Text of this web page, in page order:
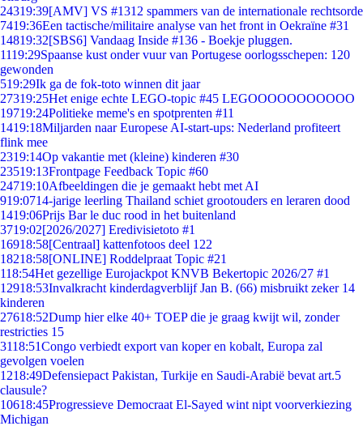
24319:39[AMV] VS #1312 spammers van de internationale rechtsorde
7419:36Een tactische/militaire analyse van het front in Oekraïne #31
14819:32[SBS6] Vandaag Inside #136 - Boekje pluggen.
1119:29Spaanse kust onder vuur van Portugese oorlogsschepen: 120
gewonden
519:29Ik ga de fok-toto winnen dit jaar
27319:25Het enige echte LEGO-topic #45 LEGOOOOOOOOOOO
19719:24Politieke meme's en spotprenten #11
1419:18Miljarden naar Europese AI-start-ups: Nederland profiteert
flink mee
2319:14Op vakantie met (kleine) kinderen #30
23519:13Frontpage Feedback Topic #60
24719:10Afbeeldingen die je gemaakt hebt met AI
919:0714-jarige leerling Thailand schiet grootouders en leraren dood
1419:06Prijs Bar le duc rood in het buitenland
3719:02[2026/2027] Eredivisietoto #1
16918:58[Centraal] kattenfotoos deel 122
18218:58[ONLINE] Roddelpraat Topic #21
118:54Het gezellige Eurojackpot KNVB Bekertopic 2026/27 #1
12918:53Invalkracht kinderdagverblijf Jan B. (66) misbruikt zeker 14
kinderen
27618:52Dump hier elke 40+ TOEP die je graag kwijt wil, zonder
restricties 15
3118:51Congo verbiedt export van koper en kobalt, Europa zal
gevolgen voelen
1218:49Defensiepact Pakistan, Turkije en Saudi-Arabië bevat art.5
clausule?
10618:45Progressieve Democraat El-Sayed wint nipt voorverkiezing
Michigan